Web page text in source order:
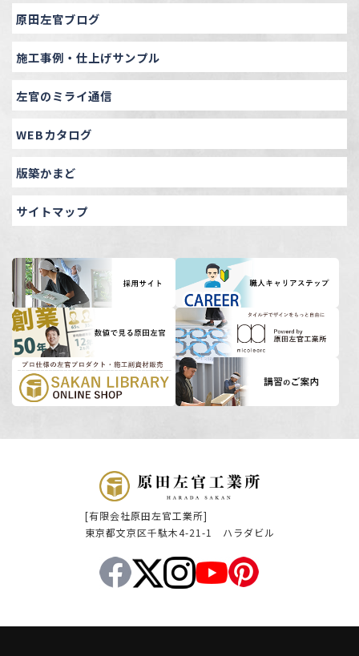
原田左官ブログ
施工事例・仕上げサンプル
左官のミライ通信
WEBカタログ
版築かまど
サイトマップ
[有限会社原田左官工業所]
東京都文京区千駄木4-21-1 ハラダビル